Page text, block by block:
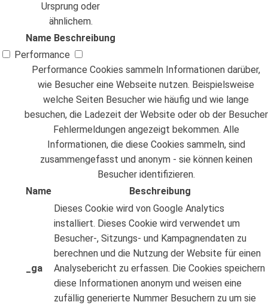
Ursprung oder
ähnlichem.
Name Beschreibung
Performance
Performance Cookies sammeln Informationen darüber,
wie Besucher eine Webseite nutzen. Beispielsweise
welche Seiten Besucher wie häufig und wie lange
besuchen, die Ladezeit der Website oder ob der Besucher
Fehlermeldungen angezeigt bekommen. Alle
Informationen, die diese Cookies sammeln, sind
zusammengefasst und anonym - sie können keinen
Besucher identifizieren.
Name
Beschreibung
_ga
Dieses Cookie wird von Google Analytics
installiert. Dieses Cookie wird verwendet um
Besucher-, Sitzungs- und Kampagnendaten zu
berechnen und die Nutzung der Website für einen
Analysebericht zu erfassen. Die Cookies speichern
diese Informationen anonym und weisen eine
zufällig generierte Nummer Besuchern zu um sie